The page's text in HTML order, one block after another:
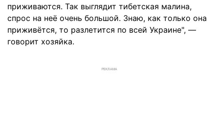
приживаются. Так выглядит тибетская малина,
спрос на неё очень большой. Знаю, как только она
приживётся, то разлетится по всей Украине", —
говорит хозяйка.
РЕКЛАМА